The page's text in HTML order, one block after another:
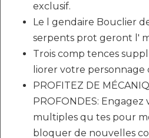
exclusif.
Le l gendaire Bouclier
serpents prot geront l'
Trois comp tences
liorer votre personnage
PROFITEZ DE
PROFONDES: Engagez
multiples qu tes pour
bloquer de nouvelles